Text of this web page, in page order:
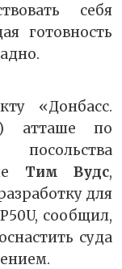
себя
готовность
«Донбасс.
атташе по
Тим Вудс,
для
сообщил,
суда